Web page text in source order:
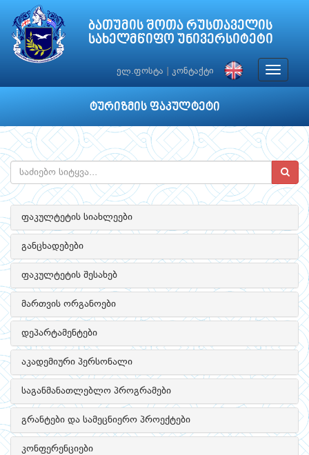
ბათუმის შოთა რუსთაველის
სახელმწიფო უნივერსიტეტი
ელ.ფოსტა კონტაქტი
Toggle
ტურიზმის ფაკულტეტი
ფაკულტეტის სიახლეები
განცხადებები
ფაკულტეტის შესახებ
მართვის ორგანოები
დეპარტამენტები
აკადემიური პერსონალი
საგანმანათლებლო პროგრამები
გრანტები და სამეცნიერო პროექტები
კონფერენციები